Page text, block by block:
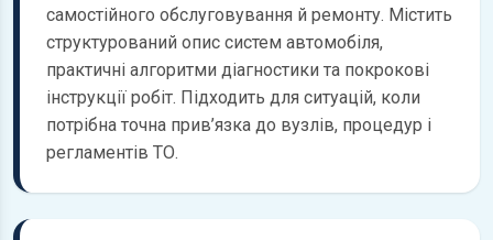
самостійного обслуговування й ремонту. Містить
структурований опис систем автомобіля,
практичні алгоритми діагностики та покрокові
інструкції робіт. Підходить для ситуацій, коли
потрібна точна прив’язка до вузлів, процедур і
регламентів ТО.